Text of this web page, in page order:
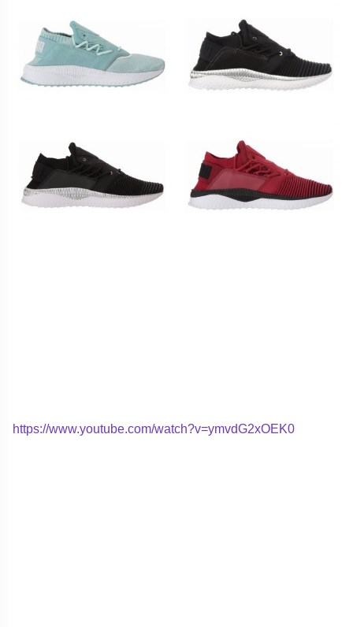
https://www.youtube.com/watch?v=ymvdG2xOEK0